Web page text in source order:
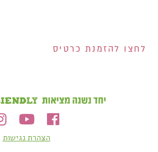
לחצו להזמנת כרטיס
הצהרת נגישות